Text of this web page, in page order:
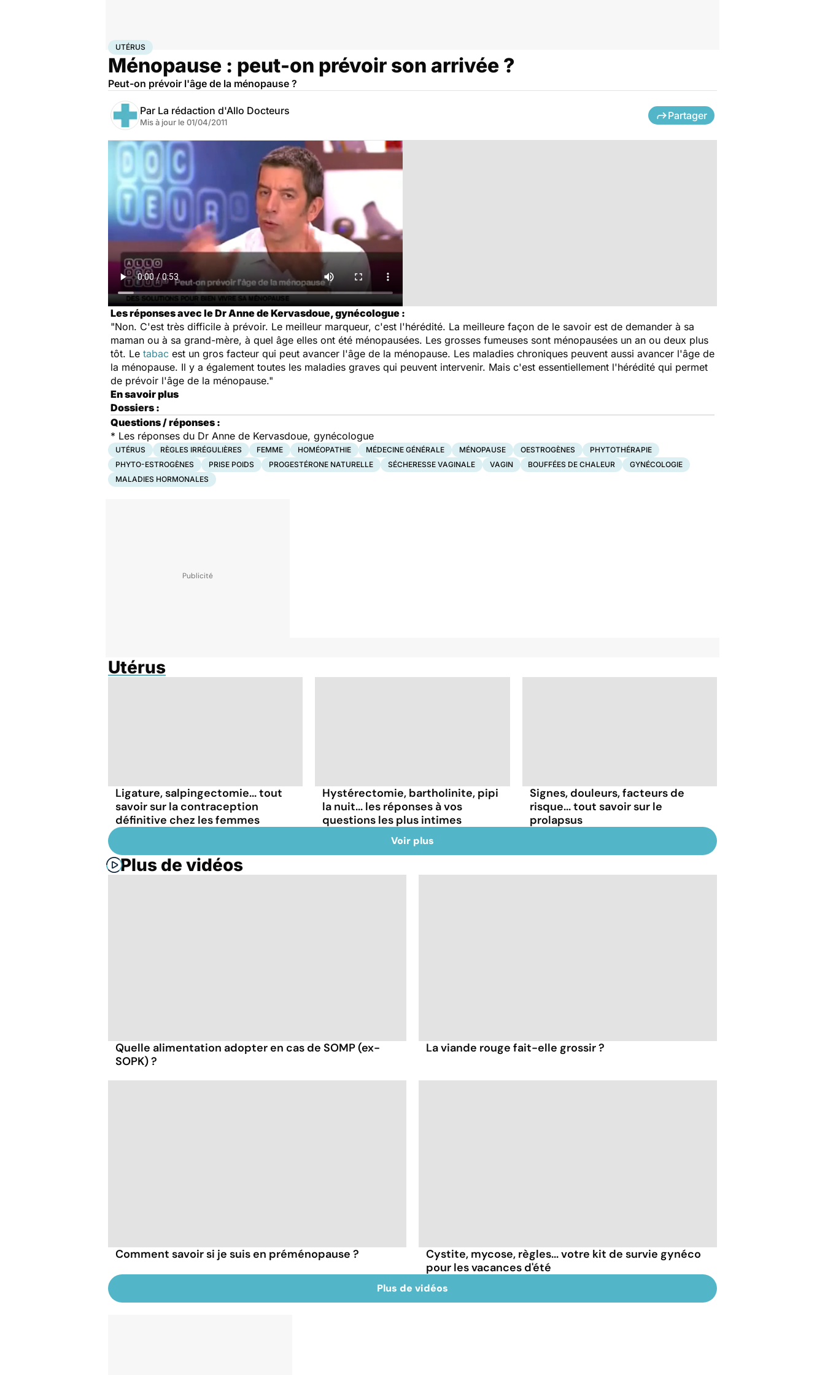
AccueilBien-être
UTÉRUS
Ménopause : peut-on prévoir son arrivée ?
Peut-on prévoir l'âge de la ménopause ?
Par La rédaction d'Allo Docteurs
Mis à jour le 01/04/2011
Partager
Les réponses avec le Dr Anne de Kervasdoue, gynécologue :
"Non. C'est très difficile à prévoir. Le meilleur marqueur, c'est l'hérédité. La meilleure façon de le savoir est de demander à sa
maman ou à sa grand-mère, à quel âge elles ont été ménopausées. Les grosses fumeuses sont ménopausées un an ou deux plus
tôt. Le tabac est un gros facteur qui peut avancer l'âge de la ménopause. Les maladies chroniques peuvent aussi avancer l'âge de
la ménopause. Il y a également toutes les maladies graves qui peuvent intervenir. Mais c'est essentiellement l'hérédité qui permet
de prévoir l'âge de la ménopause."
En savoir plus
Dossiers :
Questions / réponses :
* Les réponses du Dr Anne de Kervasdoue, gynécologue
UTÉRUS RÈGLES IRRÉGULIÈRES FEMME HOMÉOPATHIE MÉDECINE GÉNÉRALE MÉNOPAUSE OESTROGÈNES
PHYTOTHÉRAPIE
PHYTO-ESTROGÈNES
PRISE POIDS PROGESTÉRONE NATURELLE SÉCHERESSE VAGINALE VAGIN BOUFFÉES DE CHALEUR
GYNÉCOLOGIE
MALADIES HORMONALES
Utérus
Ligature, salpingectomie... tout
savoir sur la contraception
définitive chez les femmes
Hystérectomie, bartholinite, pipi
la nuit... les réponses à vos
questions les plus intimes
Signes, douleurs, facteurs de
risque... tout savoir sur le
prolapsus
Voir plus
Plus de vidéos
Quelle alimentation adopter en cas de SOMP (ex-
SOPK) ?
La viande rouge fait-elle grossir ?
Comment savoir si je suis en préménopause ?
Cystite, mycose, règles... votre kit de survie gynéco
pour les vacances d'été
Plus de vidéos